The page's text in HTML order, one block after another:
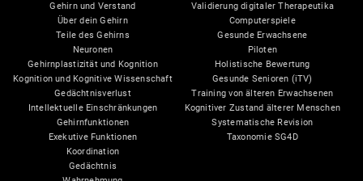
Gehirn und Verstand
Über dein Gehirn
Teile des Gehirns
Neuronen
Gehirnplastizität und Kognition
Kognition und Kognitive Wissenschaft
Gedächtnisverlust
Intellektuelle Einschränkungen
Gehirnfunktionen
Exekutive Funktionen
Koordination
Gedächtnis
Validierung digitaler Therapeutika
Computerspiele
Gesunde Erwachsene
Piloten
Holistische Bewertung
Gesunde Senioren (iTV)
Training von älteren Erwachsenen
Kognitiver Zustand älterer Menschen
Systematische Revision
Taxonomie SG4D